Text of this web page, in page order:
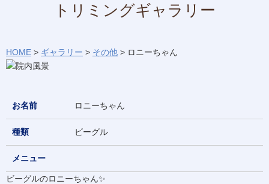
トリミングギャラリー
HOME > ギャラリー > その他 > ロニーちゃん
お名前 ロニーちゃん
種類 ビーグル
メニュー
ビーグルのロニーちゃん✨